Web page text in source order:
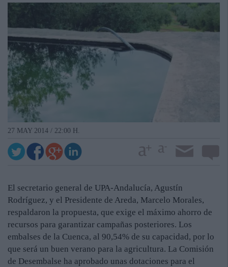
27 MAY 2014 / 22:00 H.
El secretario general de UPA-Andalucía, Agustín
Rodríguez, y el Presidente de Areda, Marcelo Morales,
respaldaron la propuesta, que exige el máximo ahorro de
recursos para garantizar campañas posteriores. Los
embalses de la Cuenca, al 90,54% de su capacidad, por lo
que será un buen verano para la agricultura. La Comisión
de Desembalse ha aprobado unas dotaciones para el